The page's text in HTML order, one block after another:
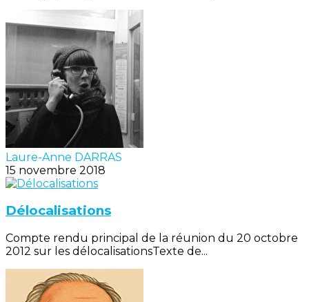
Laure-Anne DARRAS
15 novembre 2018
Délocalisations
Compte rendu principal de la réunion du 20 octobre
2012 sur les délocalisationsTexte de...